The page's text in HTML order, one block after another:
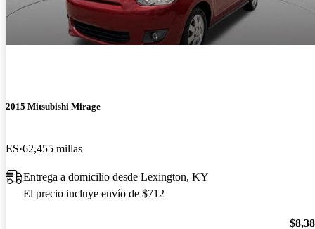
2015 Mitsubishi Mirage
ES 62,455 millas
Entrega a domicilio desde Lexington, KY
El precio incluye envío de $712